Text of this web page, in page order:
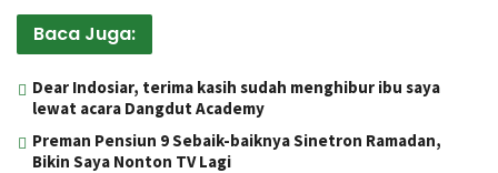
Baca Juga:
Dear Indosiar, terima kasih sudah menghibur ibu saya
lewat acara Dangdut Academy
Preman Pensiun 9 Sebaik-baiknya Sinetron Ramadan,
Bikin Saya Nonton TV Lagi